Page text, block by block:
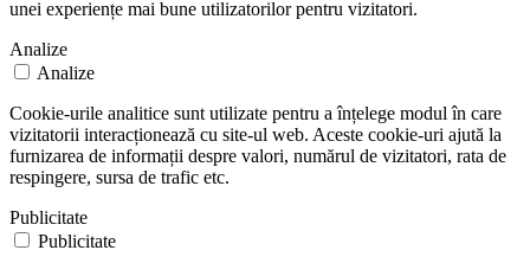
unei experiențe mai bune utilizatorilor pentru vizitatori.
Analize
Analize
Cookie-urile analitice sunt utilizate pentru a înțelege modul în care
vizitatorii interacționează cu site-ul web. Aceste cookie-uri ajută la
furnizarea de informații despre valori, numărul de vizitatori, rata de
respingere, sursa de trafic etc.
Publicitate
Publicitate